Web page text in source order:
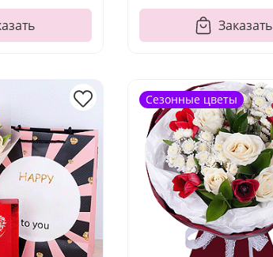
Заказать
Сезонные цветы